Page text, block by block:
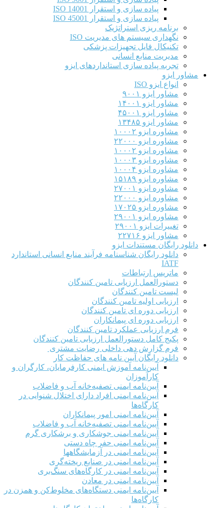
پیاده سازی و استقرار ISO 14001
پیاده سازی و استقرار ISO 45001
برنامه ریزی استراتژیک
نگهداری سیستم های مدیریت ISO
تکنیکال فایل تجهیزات پزشکی
مدیریت منابع انسانی
تجربه پیاده سازی استانداردهای ایزو
مشاور ایزو
انواع ایزو ISO
مشاور ایزو ۹۰۰۱
مشاور ایزو ۱۴۰۰۱
مشاور ایزو ۴۵۰۰۱
مشاور ایزو ۱۳۴۸۵
مشاوره ایزو ۱۰۰۰۲
مشاوره ایزو ۲۲۰۰۰
مشاوره ایزو ۱۰۰۰۲
مشاوره ایزو ۱۰۰۰۳
مشاوره ایزو ۱۰۰۰۴
مشاوره ایزو ۱۵۱۸۹
مشاوره ایزو ۲۷۰۰۱
مشاوره ایزو ۲۲۰۰۰
مشاوره ایزو ۱۷۰۲۵
مشاوره ایزو ۲۹۰۰۱
تغییرات ایزو ۲۹۰۰۱
مشاور ایزو ۲۲۷۱۶
دانلود رایگان مستندات ایزو
دانلود رایگان شناسنامه فرآیند منابع انسانی استاندارد
IATF
ماتریس ارتباطات
دستورالعمل ارزیابی تامین کنندگان
لیست تامین کنندگان
ارزیابی اولیه تامین کنندگان
ارزیابی دوره ای تامین کنندگان
ارزیابی دوره ای پیمانکاران
فرم ارزيابی عملکرد تامین کنندگان
پکیج کامل دستورالعمل ارزیابی تامین کنندگان
فرم گزارش دهی داخلی رضایت مشتری
دانلود رایگان آیین نامه های حفاظت کار
آیین‌نامه آموزش ایمنی کارفرمایان، کارگران و
کارآموزان
آیین‌نامه ایمنی تصفیه‌خانه آب و فاضلاب
آیین‌نامه ایمنی افراد دارای اختلال شنوایی در
کارگاه‌ها
آیین‌نامه ایمنی امور پیمانکاران
آیین‌نامه ایمنی تصفیه‌خانه آب و فاضلاب
آیین‌نامه ایمنی جوشکاری و برشکاری گرم
آیین‌نامه ایمنی حفر چاه دستی
آیین‌نامه ایمنی در آزمایشگاهها
آیین‌نامه ایمنی در صنایع ریخته‌گری
آیین‌نامه ایمنی در کارگاه‌های سنگ‌بری
آیین‌نامه ایمنی در معادن
آیین‌نامه ایمنی دستگاه‌های مخلوط‌کن و همزن در
کارگاه‌ها